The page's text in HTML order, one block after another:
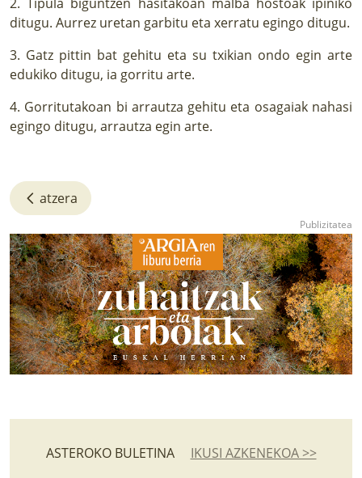
ditugu. Aurrez uretan garbitu eta xerratu egingo ditugu.
3. Gatz pittin bat gehitu eta su txikian ondo egin arte
edukiko ditugu, ia gorritu arte.
4. Gorritutakoan bi arrautza gehitu eta osagaiak nahasi
egingo ditugu, arrautza egin arte.
atzera
ASTEROKO BULETINA IKUSI AZKENEKOA >>